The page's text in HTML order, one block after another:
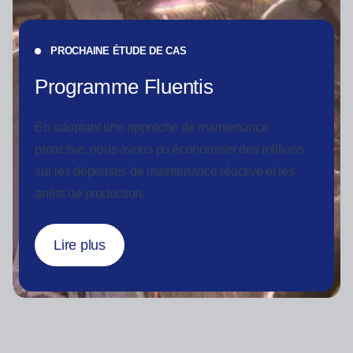
PROCHAINE ÉTUDE DE CAS
Programme Fluentis
En adoptant une approche de maintenance
proactive, nous avons pu économiser des millions
sur les dépenses de maintenance réactive et les
arrêts de production.
Lire plus